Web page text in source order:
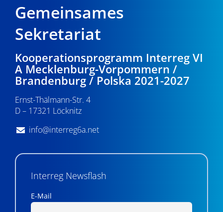
Gemeinsames
Sekretariat
Kooperationsprogramm Interreg VI
A Mecklenburg-Vorpommern /
Brandenburg / Polska 2021-2027
Ernst-Thälmann-Str. 4
D – 17321 Löcknitz
info@interreg6a.net
Interreg Newsflash
E-Mail